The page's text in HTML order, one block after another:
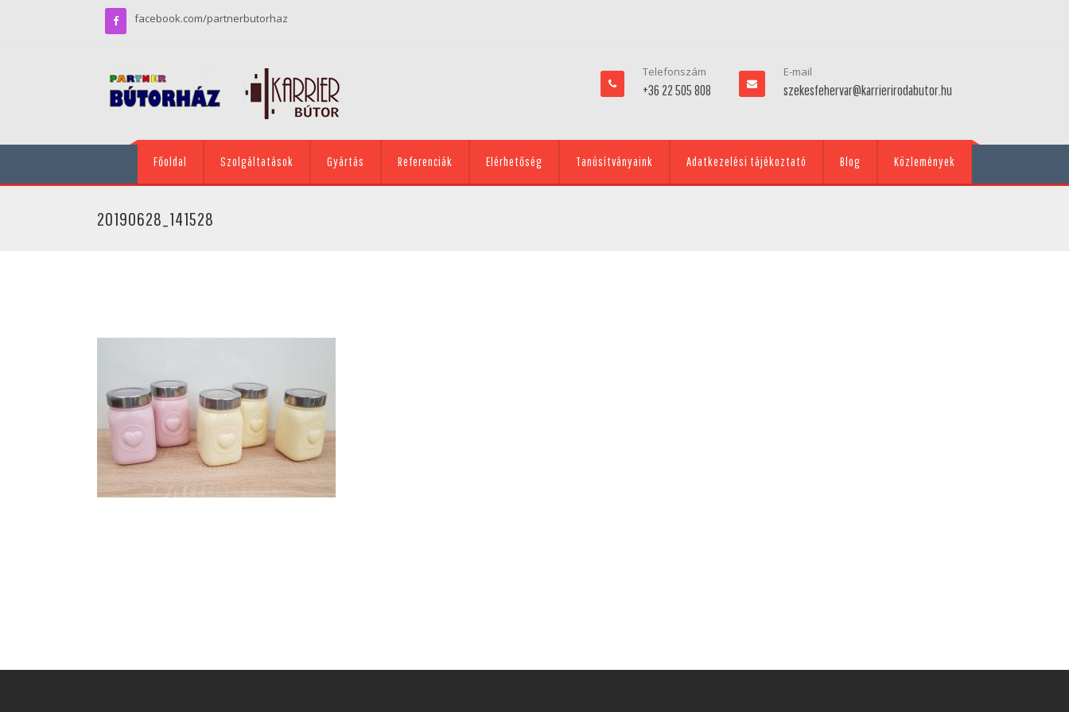
facebook.com/partnerbutorhaz
Telefonszám
+36 22 505 808
E-mail
szekesfehervar@karrierirodabutor.hu
Főoldal Szolgáltatások Gyártás Referenciák Elérhetőség Tanúsítványaink Adatkezelési tájékoztató Blog Közlemények
20190628_141528